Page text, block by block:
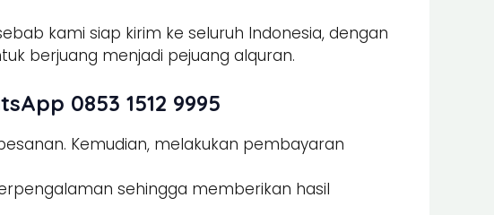
kami siap kirim ke seluruh Indonesia, dengan
berjuang menjadi pejuang alquran.
0853 1512 9995
Kemudian, melakukan pembayaran
sehingga memberikan hasil